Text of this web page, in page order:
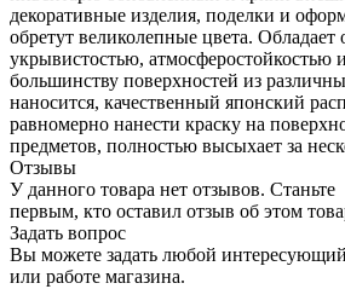
декоративные изделия, поделки и
обретут великолепные цвета. Обладает
укрывистостью, атмосферостойкостью
большинству поверхностей из
наносится, качественный японский
равномерно нанести краску на
предметов, полностью высыхает за
Отзывы
У данного товара нет отзывов. Станьте
первым, кто оставил отзыв об этом
Задать вопрос
Вы можете задать любой
или работе магазина.